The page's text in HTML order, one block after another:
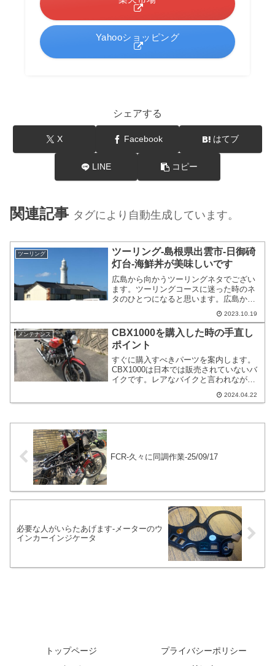
Yahooショッピング
シェアする
X Facebook はてブ
LINE コピー
関連記事 タグにより自動生成しています。
ツーリング
ツーリング-島根県出雲市-日御碕
灯台-海鮮丼が美味しいです
広島から向かうツーリングネタでござい
ます。ツーリングコースに迷った時のネ
タのひとつになると思います。広島から
簡単なツーリングコースでございます。
ただし、1本道で目的地に向かっていけま
すし、帰宅の際は高速道路も使えます。
2023.10.19
メンテナンス
CBX1000を購入した時の手直し
ポイント
すぐに購入すべきパーツを案内します。
CBX1000は日本では販売されていないバ
イクです。レアなバイクと言われながら
す。雑誌やオークションなどでは探せば
2024.04.22
FCR-久々に同調作業-25/09/17
必要な人がいらたあげます-メーターのウ
インカーインジケータ
トップページ
プライバシーポリシー